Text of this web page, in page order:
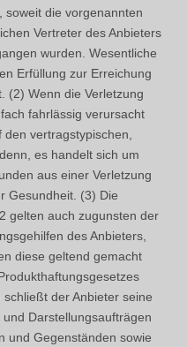
soweit die vorgenannten
Vertreter des Anbieters
wurden. Wesentliche
Erfüllung zur Erreichung
(2) Wenn die Verletzung
fahrlässig verursacht
vertragstypischen,
es handelt sich um
aus einer Verletzung
Gesundheit. (3) Die
gelten auch zugunsten der
des Anbieters,
diese geltend gemacht
der Anbieter seine
Darstellungsaufträgen
und Gegenständen sowie